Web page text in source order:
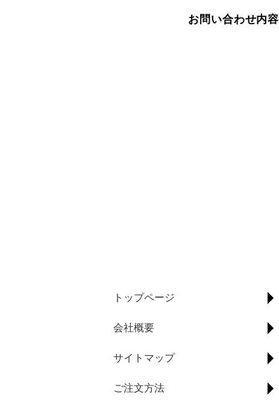
お問い合わせ内容
トップページ
会社概要
サイトマップ
ご注文方法